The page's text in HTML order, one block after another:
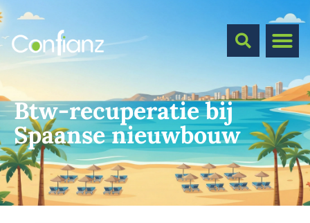
Btw-recuperatie bij
Spaanse nieuwbouw